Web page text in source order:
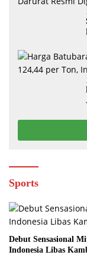
Sports
Debut Sensasional
Indonesia Libas